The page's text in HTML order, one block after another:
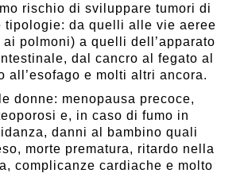
rischio di sviluppare tumori di
tipologie: da quelli alle vie aeree
ai polmoni) a quelli dell’apparato
dal cancro al fegato al
all’esofago e molti altri ancora.
donne: menopausa precoce,
e, in caso di fumo in
danni al bambino quali
morte prematura, ritardo nella
complicanze cardiache e molto